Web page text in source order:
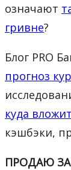
означают
гривне?
Блог PRO
прогноз
куда
кэшбэки,
ПРОДАЮ